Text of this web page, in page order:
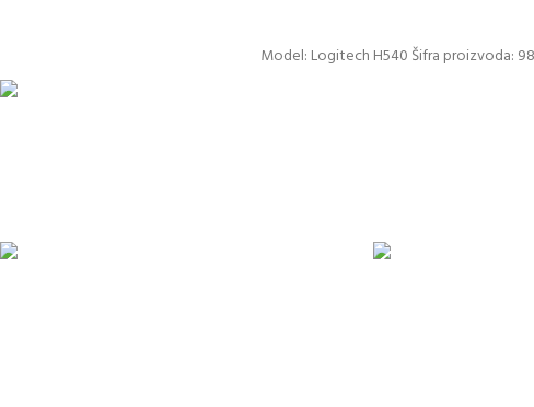
Model: Logitech H540 Šifra proizvoda: